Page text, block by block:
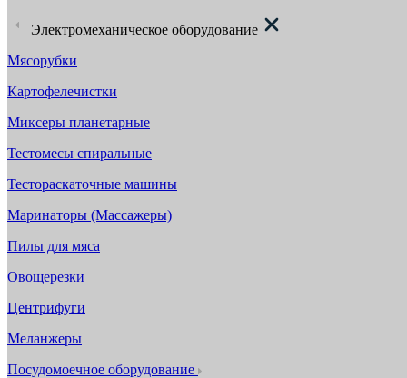
Электромеханическое оборудование
Мясорубки
Картофелечистки
Миксеры планетарные
Тестомесы спиральные
Тестораскаточные машины
Маринаторы (Массажеры)
Пилы для мяса
Овощерезки
Центрифуги
Меланжеры
Посудомоечное оборудование